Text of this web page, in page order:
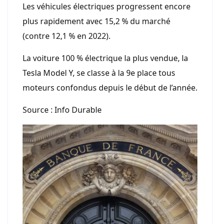
Les véhicules électriques progressent encore
plus rapidement avec 15,2 % du marché
(contre 12,1 % en 2022).
La voiture 100 % électrique la plus vendue, la
Tesla Model Y, se classe à la 9e place tous
moteurs confondus depuis le début de l’année.
Source : Info Durable